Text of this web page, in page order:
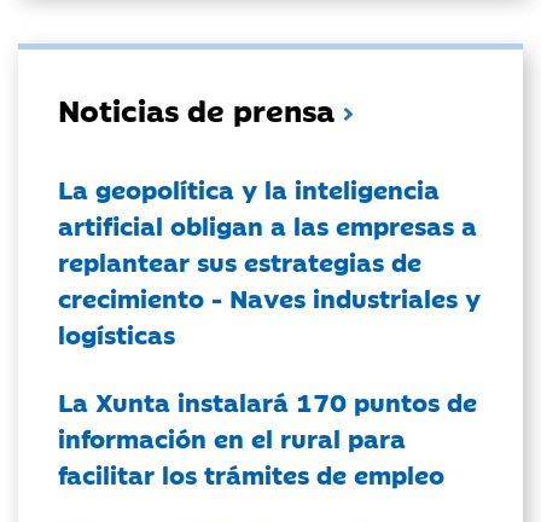
Noticias de prensa
La geopolítica y la inteligencia
artificial obligan a las empresas a
replantear sus estrategias de
crecimiento - Naves industriales y
logísticas
La Xunta instalará 170 puntos de
información en el rural para
facilitar los trámites de empleo